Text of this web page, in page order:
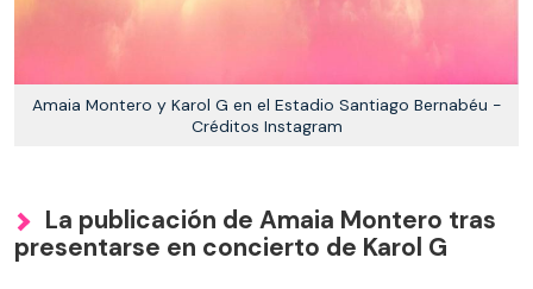
Amaia Montero y Karol G en el Estadio Santiago Bernabéu -
Créditos Instagram
La publicación de Amaia Montero tras
presentarse en concierto de Karol G